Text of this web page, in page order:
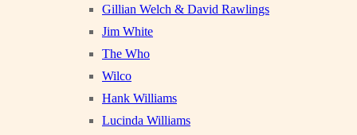
Gillian Welch & David Rawlings
Jim White
The Who
Wilco
Hank Williams
Lucinda Williams